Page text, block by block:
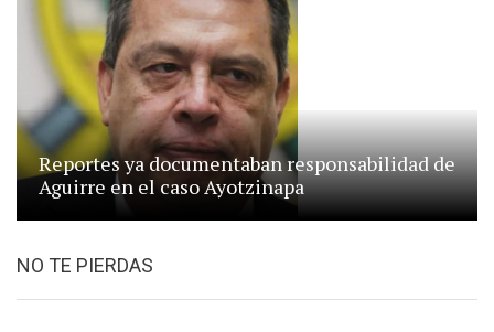
Reportes ya documentaban responsabilidad de
Aguirre en el caso Ayotzinapa
NO TE PIERDAS